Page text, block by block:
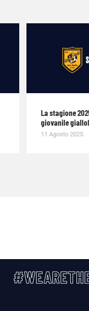
La stagione
giovanile
11 Agosto 2025